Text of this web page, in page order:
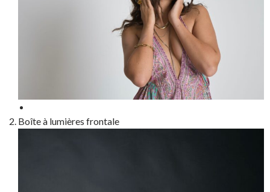
Boîte à lumières frontale